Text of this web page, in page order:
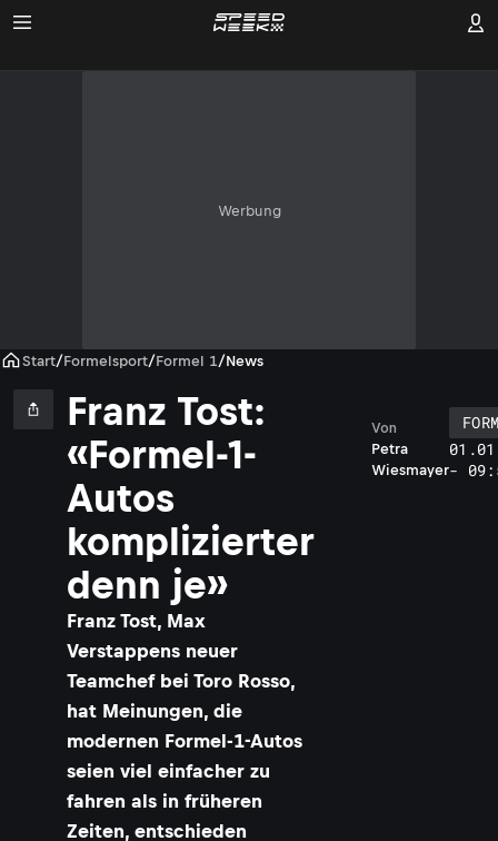
Werbung
Start/Formelsport/Formel 1/News
Franz Tost:
«Formel-1-
Autos
komplizierter
denn je»
Franz Tost, Max
Verstappens neuer
Teamchef bei Toro Rosso,
hat Meinungen, die
modernen Formel-1-Autos
seien viel einfacher zu
fahren als in früheren
Zeiten, entschieden
Petra
Wiesmayer
Von
-